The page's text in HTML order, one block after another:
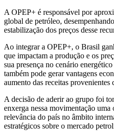
A OPEP+ é responsável por
global de petróleo,
estabilização dos preços desse
Ao integrar a OPEP+, o Brasil
que impactam a produção e os
sua presença no cenário
também pode gerar vantagens
aumento das receitas provenientes
A decisão de aderir ao grupo foi
enxerga nessa movimentação
relevância do país no âmbito
estratégicos sobre o mercado